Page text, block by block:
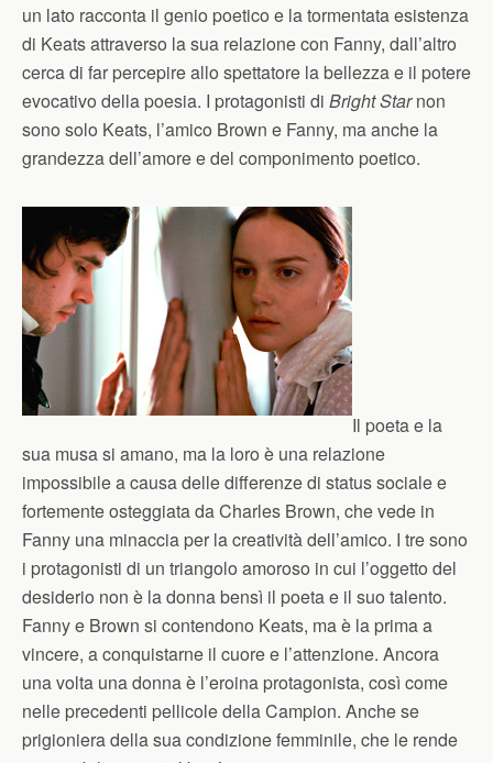
un lato racconta il genio poetico e la tormentata esistenza
di Keats attraverso la sua relazione con Fanny, dall’altro
cerca di far percepire allo spettatore la bellezza e il potere
evocativo della poesia. I protagonisti di Bright Starnon
sono solo Keats, l’amico Brown e Fanny, ma anche la
grandezza dell’amore e del componimento poetico.
Il poeta e la
sua musa si amano, ma la loro è una relazione
impossibile a causa delle differenze di status sociale e
fortemente osteggiata da Charles Brown, che vede in
Fanny una minaccia per la creatività dell’amico. I tre sono
i protagonisti di un triangolo amoroso in cui l’oggetto del
desiderio non è la donna bensì il poeta e il suo talento.
Fanny e Brown si contendono Keats, ma è la prima a
vincere, a conquistarne il cuore e l’attenzione. Ancora
una volta una donna è l’eroina protagonista, così come
nelle precedenti pellicole della Campion. Anche se
prigioniera della sua condizione femminile, che le rende